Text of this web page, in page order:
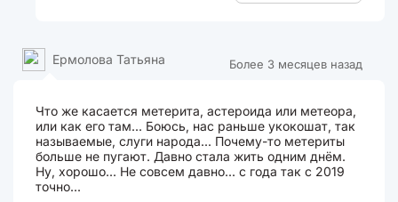
Более 3 месяцев назад
Ермолова Татьяна
Что же касается метерита, астероида или метеора,
или как его там... Боюсь, нас раньше укокошат, так
называемые, слуги народа... Почему-то метериты
больше не пугают. Давно стала жить одним днём.
Ну, хорошо... Не совсем давно... с года так с 2019
точно...